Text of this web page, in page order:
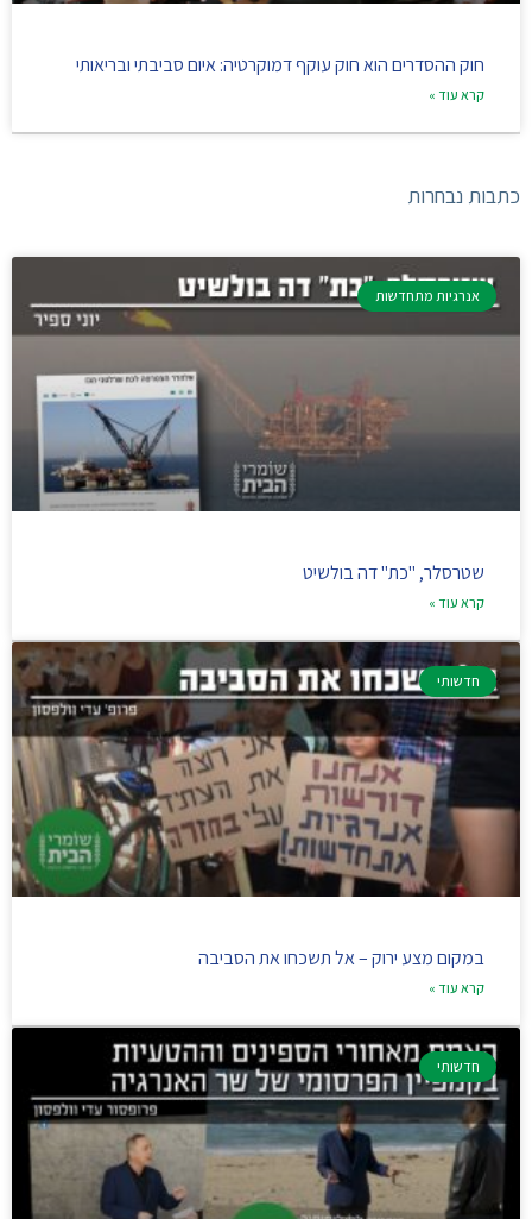
חוק ההסדרים הוא חוק עוקף דמוקרטיה: איום סביבתי ובריאותי
קרא עוד »
כתבות נבחרות
אנרגיות מתחדשות
שטרסלר, "כת" דה בולשיט
קרא עוד »
חדשותי
במקום מצע ירוק – אל תשכחו את הסביבה
קרא עוד »
חדשותי